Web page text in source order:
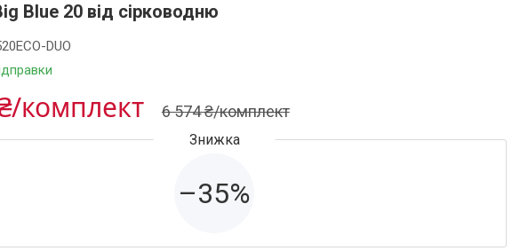
Blue 20 від сірководню
DUO
6 574 ₴/комплект
комплект
–35%